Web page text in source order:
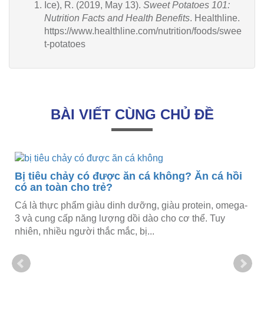
Ice), R. (2019, May 13). Sweet Potatoes 101:
Nutrition Facts and Health Benefits. Healthline.
https://www.healthline.com/nutrition/foods/swee
t-potatoes
BÀI VIẾT CÙNG CHỦ ĐỀ
Bị tiêu chảy có được ăn cá không? Ăn cá hồi
có an toàn cho trẻ?
Cá là thực phẩm giàu dinh dưỡng, giàu protein, omega-
3 và cung cấp năng lượng dồi dào cho cơ thể. Tuy
nhiên, nhiều người thắc mắc, bị...